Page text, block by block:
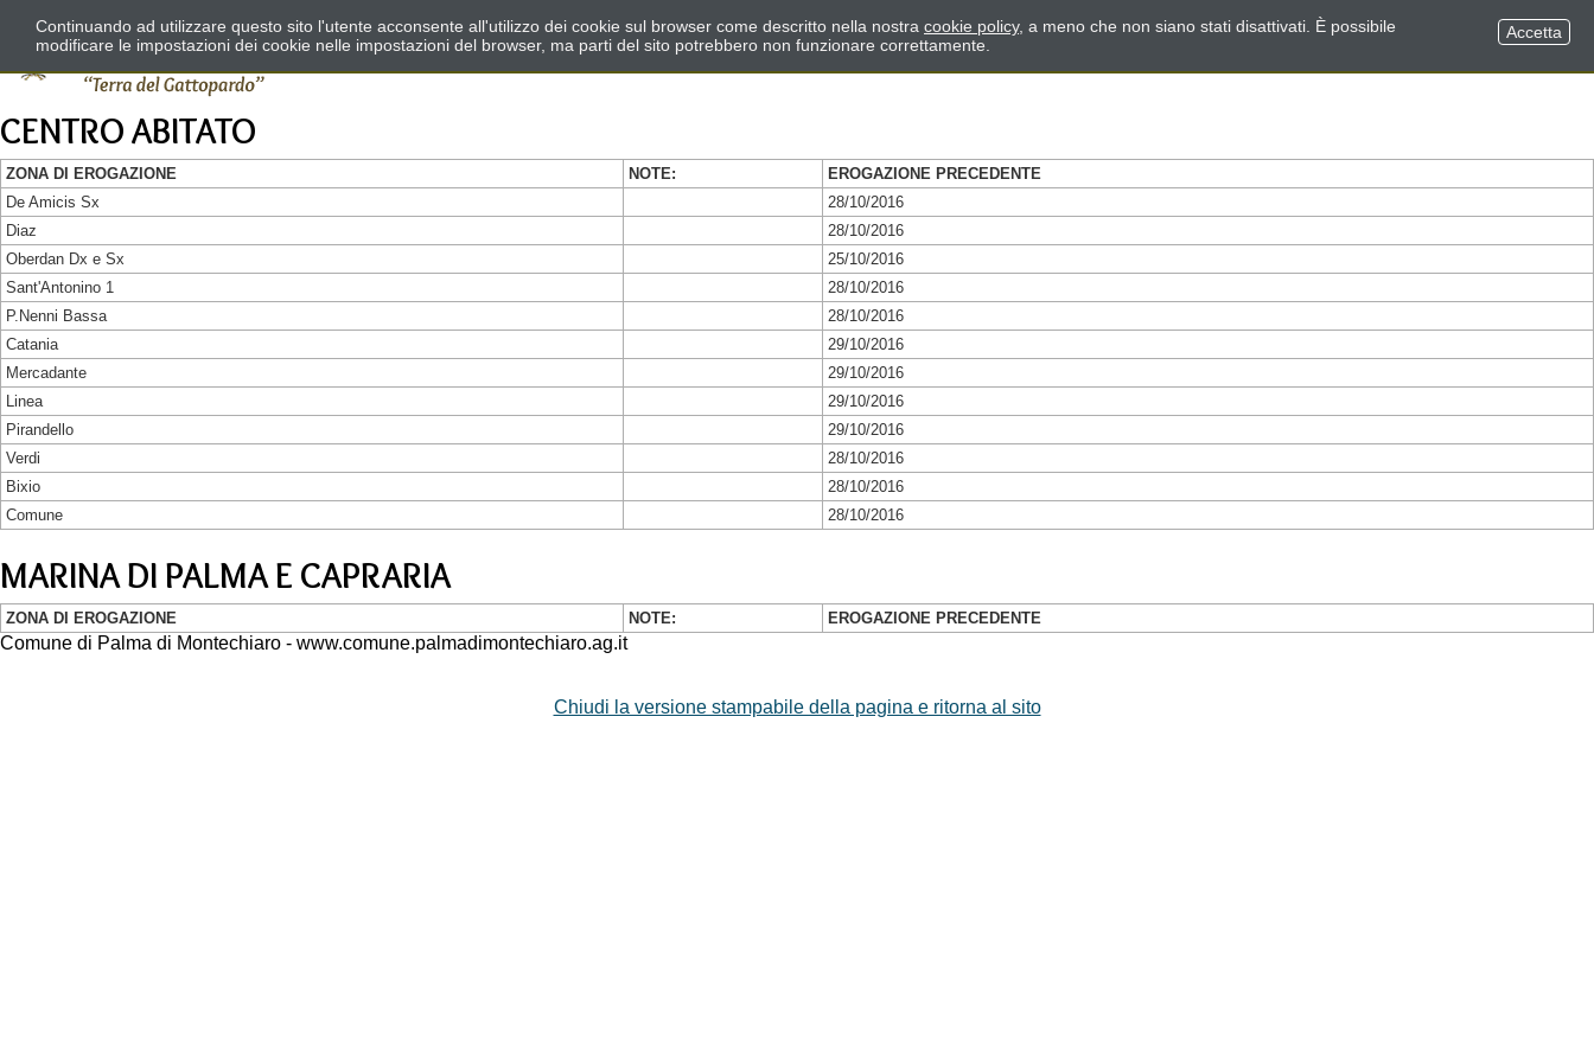
CENTRO ABITATO
ZONA DI EROGAZIONE NOTE:
EROGAZIONE PRECEDENTE
De Amicis Sx
28/10/2016
Diaz
28/10/2016
Oberdan Dx e Sx
25/10/2016
Sant'Antonino 1
28/10/2016
P.Nenni Bassa
28/10/2016
Catania
29/10/2016
Mercadante
29/10/2016
Linea
29/10/2016
Pirandello
29/10/2016
Verdi
28/10/2016
Bixio
28/10/2016
Comune
28/10/2016
MARINA DI PALMA E CAPRARIA
ZONA DI EROGAZIONE NOTE: EROGAZIONE PRECEDENTE
Comune di Palma di Montechiaro - www.comune.palmadimontechiaro.ag.it
Chiudi la versione stampabile della pagina e ritorna al sito
Continuando ad utilizzare questo sito l'utente acconsente all'utilizzo dei cookie sul browser come descritto nella nostra cookie policy, a meno che non siano stati disattivati. È possibile
modificare le impostazioni dei cookie nelle impostazioni del browser, ma parti del sito potrebbero non funzionare correttamente.
Accetta